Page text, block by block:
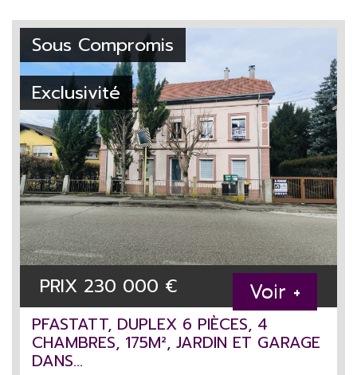
Sous Compromis
Exclusivité
PRIX 230 000 € Voir +
PFASTATT, DUPLEX 6 PIÈCES, 4
CHAMBRES, 175M², JARDIN ET GARAGE
DANS...